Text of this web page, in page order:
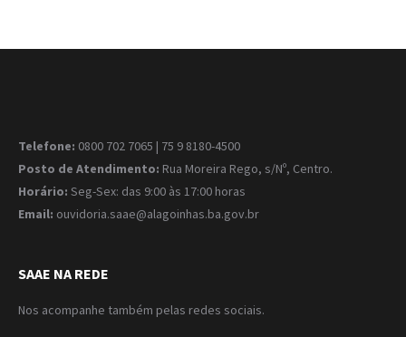
Telefone: 0800 702 7065 | 75 9 8180-4500
Posto de Atendimento: Rua Moreira Rego, s/Nº, Centro.
Horário: Seg-Sex: das 9:00 às 17:00 horas
Email: ouvidoria.saae@alagoinhas.ba.gov.br
SAAE NA REDE
Nos acompanhe também pelas redes sociais.